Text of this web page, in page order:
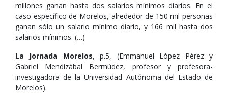
millones ganan hasta dos salarios mínimos diarios. En el
caso específico de Morelos, alrededor de 150 mil personas
ganan sólo un salario mínimo diario, y 166 mil hasta dos
salarios mínimos. (…)
La Jornada Morelos, p.5, (Emmanuel López Pérez y
Gabriel Mendizábal Bermúdez, profesor y profesora-
investigadora de la Universidad Autónoma del Estado de
Morelos).